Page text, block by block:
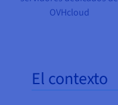
OVHcloud
El contexto